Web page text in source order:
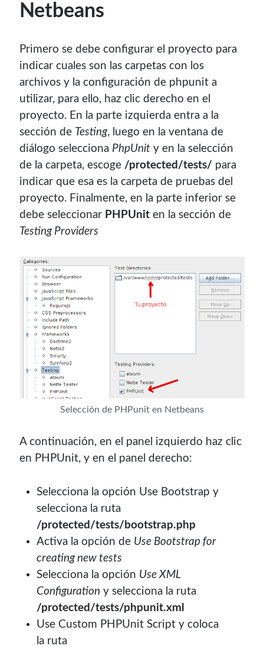
Enlaces de mi sitio viejo
¿Buscas las secciones de mi antiguo sitio?
GNU/Linux
Humor Geek
Descargas
El Autor
Blogroll Geek
Codigeek0
El Blog de Luis
Picando Código
Netbeans
Primero se debe configurar el proyecto para
indicar cuales son las carpetas con los
archivos y la configuración de phpunit a
utilizar, para ello, haz clic derecho en el
proyecto. En la parte izquierda entra a la
sección de Testing, luego en la ventana de
diálogo selecciona PhpUnit y en la selección
de la carpeta, escoge /protected/tests/ para
indicar que esa es la carpeta de pruebas del
proyecto. Finalmente, en la parte inferior se
debe seleccionar PHPUnit en la sección de
Testing Providers
Selección de PHPunit en Netbeans
A continuación, en el panel izquierdo haz clic
en PHPUnit, y en el panel derecho:
Selecciona la opción Use Bootstrap y
selecciona la ruta
/protected/tests/bootstrap.php
Activa la opción de Use Bootstrap for
creating new tests
Selecciona la opción Use XML
Configuration y selecciona la ruta
/protected/tests/phpunit.xml
Use Custom PHPUnit Script y coloca
la ruta